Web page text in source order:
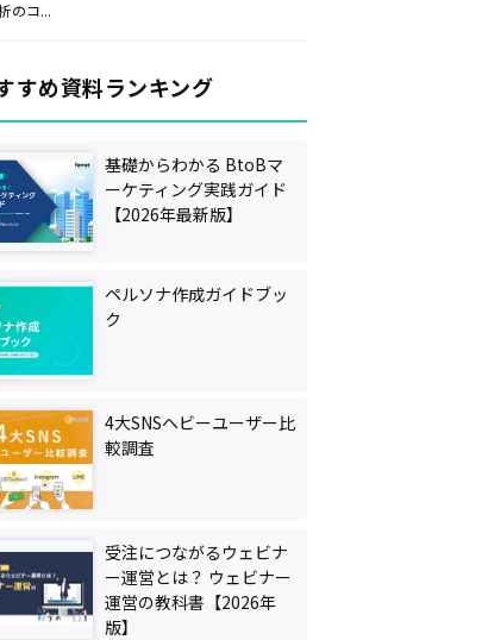
のコ...
すめ資料ランキング
基礎からわかる BtoBマ
ーケティング実践ガイド
【2026年最新版】
ペルソナ作成ガイドブッ
ク
4大SNSヘビーユーザー比
較調査
受注につながるウェビナ
ー運営とは？ ウェビナー
運営の教科書【2026年
版】